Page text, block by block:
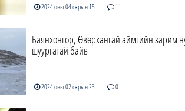
2024 оны 04 сарын 15 | 11
Баянхонгор, Өвөрхангай аймгийн зарим
шуургатай байв
2024 оны 02 сарын 23 | 0